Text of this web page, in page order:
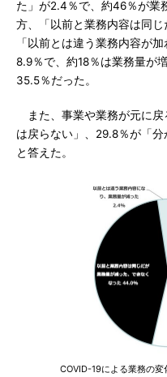
た」が2.4％で、約46％が業
方、「以前と業務内容は同じ
「以前とは違う業務内容が
8.9％で、約18％は業務量が
35.5％だった。
また、事業や業務が元に戻
は戻らない」、29.8％が「分
と答えた。
COVID-19による業務の